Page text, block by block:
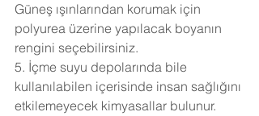
Güneş ışınlarından korumak için
polyurea üzerine yapılacak boyanın
rengini seçebilirsiniz.
5. İçme suyu depolarında bile
kullanılabilen içerisinde insan sağlığını
etkilemeyecek kimyasallar bulunur.